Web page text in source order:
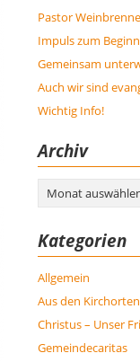
Pastor
Impuls zum
Gemeinsam
Auch wir sind
Wichtig Info!
Archiv
Archiv
Kategorien
Allgemein
Aus den Kirchorten
Christus – Unser
Gemeindecaritas